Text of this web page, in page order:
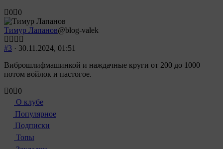
Голосуйте
-
палец
вниз.
0 Голосуйте
-
палец
вверх.
0
Тимур Лапанов@blog-valek
#3 · 30.11.2024, 01:51
Виброшлифмашинкой и наждачные круги от 200 до 1000
потом войлок и пастогое.
Голосуйте
палец
вниз.
0 Голосуйте
-
палец
вверх.
0
О клубе
Популярное
Подписки
Топы